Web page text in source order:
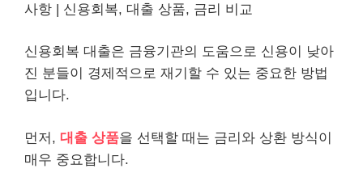
사항 | 신용회복, 대출 상품, 금리 비교
신용회복 대출은 금융기관의 도움으로 신용이 낮아
진 분들이 경제적으로 재기할 수 있는 중요한 방법
입니다.
먼저, 대출 상품을 선택할 때는 금리와 상환 방식이
매우 중요합니다.